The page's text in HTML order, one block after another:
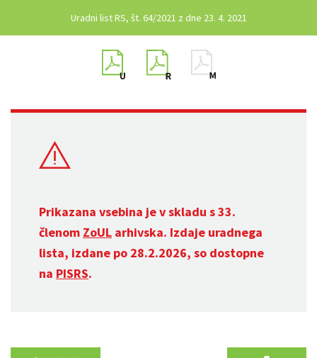
Uradni list RS, št. 64/2021 z dne 23. 4. 2021
Prikazana vsebina je v skladu s 33.
členom ZoUL arhivska. Izdaje uradnega
lista, izdane po 28.2.2026, so dostopne
na PISRS.